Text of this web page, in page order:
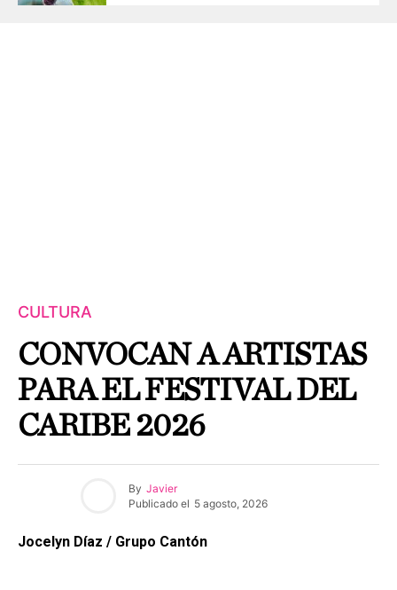
CULTURA
CONVOCAN A ARTISTAS
PARA EL FESTIVAL DEL
CARIBE 2026
By Javier
Publicado el 5 agosto, 2026
Jocelyn Díaz / Grupo Cantón